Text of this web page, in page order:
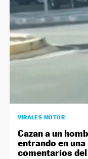
VIRALES MOTOR
Cazan a un
entrando en
comentarios